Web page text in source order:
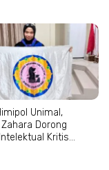
Unimal,
Dorong
Kritis